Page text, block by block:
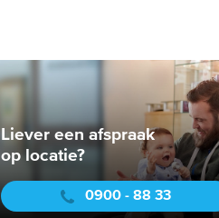
Liever een afspraak
op locatie?
0900 - 88 33